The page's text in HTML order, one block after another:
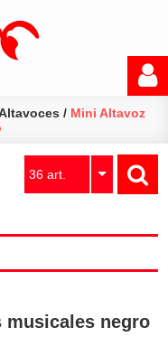
/ Mini Altavoz
36 art.
negro